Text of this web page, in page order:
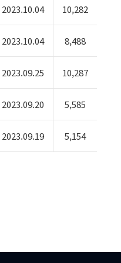
2023.10.04 10,282
2023.10.04 8,488
2023.09.25 10,287
2023.09.20 5,585
2023.09.19 5,154